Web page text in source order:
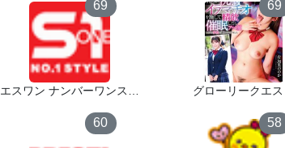
69
エスワン ナンバーワンスタ
69
グローリークエ
60 58